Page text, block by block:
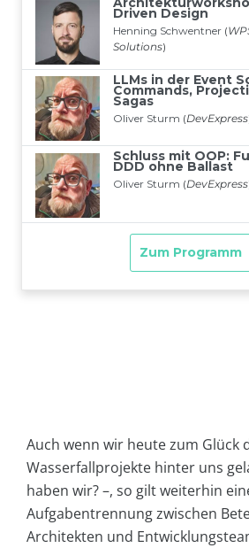
Auch wenn wir heute zum Glück
Wasserfallprojekte hinter uns
haben wir? –, so gilt weiterhin
Aufgabentrennung zwischen
Architekten und